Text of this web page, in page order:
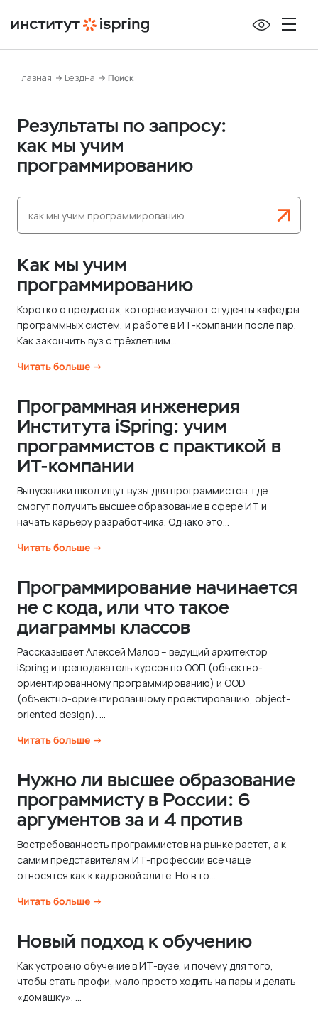
р
Главная Бездна Поиск
Результаты по запросу:
как мы учим
программированию
Как мы учим
программированию
Коротко о предметах, которые изучают студенты кафедры
программных систем, и работе в ИТ-компании после пар.
Как закончить вуз с трёхлетним...
Читать больше →
Программная инженерия
Института iSpring: учим
программистов с практикой в
ИТ-компании
Выпускники школ ищут вузы для программистов, где
смогут получить высшее образование в сфере ИТ и
начать карьеру разработчика. Однако это...
Читать больше →
Программирование начинается
не с кода, или что такое
диаграммы классов
Рассказывает Алексей Малов – ведущий архитектор
iSpring и преподаватель курсов по ООП (объектно-
ориентированному программированию) и OOD
(объектно-ориентированному проектированию, object-
oriented design). ...
Читать больше →
Нужно ли высшее образование
программисту в России: 6
аргументов за и 4 против
Востребованность программистов на рынке растет, а к
самим представителям ИТ-профессий всё чаще
относятся как к кадровой элите. Но в то...
Читать больше →
Новый подход к обучению
Как устроено обучение в ИТ-вузе, и почему для того,
чтобы стать профи, мало просто ходить на пары и делать
«домашку». ...